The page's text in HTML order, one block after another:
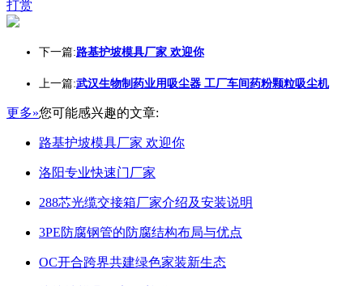
打赏
下一篇:路基护坡模具厂家 欢迎你
上一篇:武汉生物制药业用吸尘器 工厂车间药粉颗粒吸尘机
更多»您可能感兴趣的文章:
路基护坡模具厂家 欢迎你
洛阳专业快速门厂家
288芯光缆交接箱厂家介绍及安装说明
3PE防腐钢管的防腐结构布局与优点
OC开合跨界共建绿色家装新生态